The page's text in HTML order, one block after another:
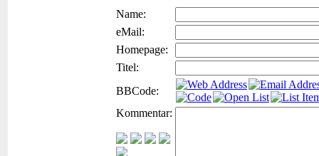
Name:
eMail:
Homepage:
Titel:
BBCode:
Kommentar: